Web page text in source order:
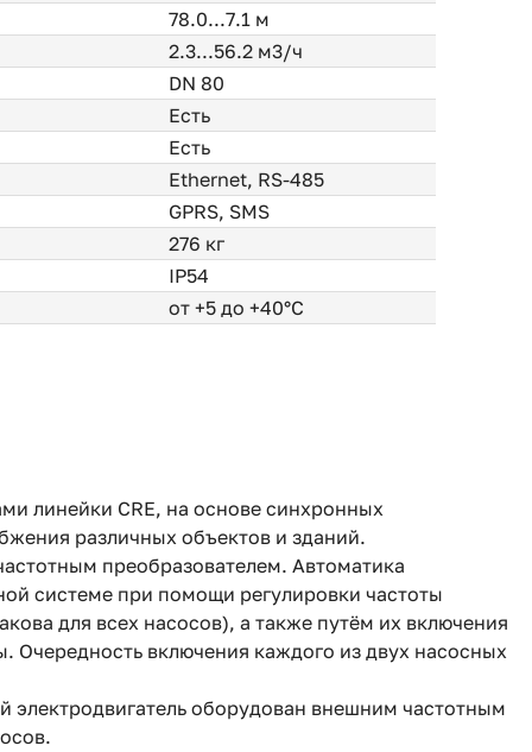
78.0...7.1 м
2.3...56.2 м3/ч
DN 80
Есть
Есть
Ethernet, RS-485
GPRS, SMS
276 кг
IP54
от +5 до +40°С
линейки CRE, на основе синхронных
различных объектов и зданий.
преобразователем. Автоматика
системе при помощи регулировки частоты
для всех насосов), а также путём их включения
Очередность включения каждого из двух насосных
электродвигатель оборудован внешним частотным